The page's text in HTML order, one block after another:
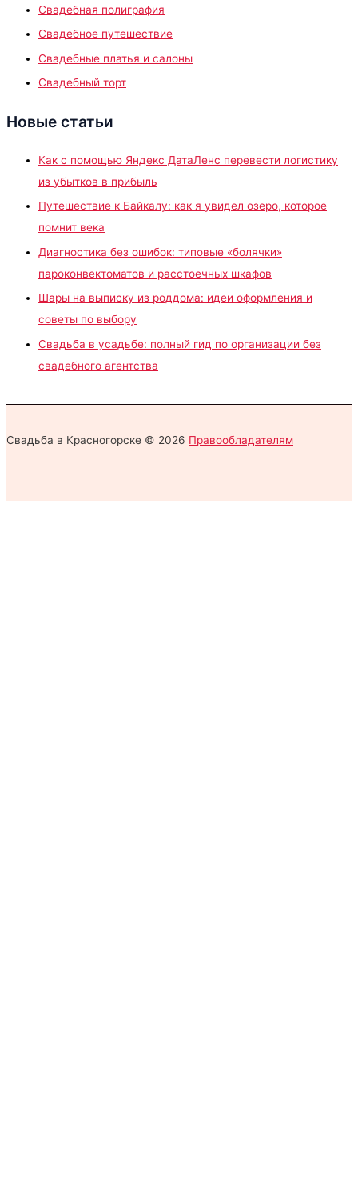
Свадебная полиграфия
Свадебное путешествие
Свадебные платья и салоны
Свадебный торт
Новые статьи
Как с помощью Яндекс ДатаЛенс перевести логистику
из убытков в прибыль
Путешествие к Байкалу: как я увидел озеро, которое
помнит века
Диагностика без ошибок: типовые «болячки»
пароконвектоматов и расстоечных шкафов
Шары на выписку из роддома: идеи оформления и
советы по выбору
Свадьба в усадьбе: полный гид по организации без
свадебного агентства
Свадьба в Красногорске © 2026 Правообладателям